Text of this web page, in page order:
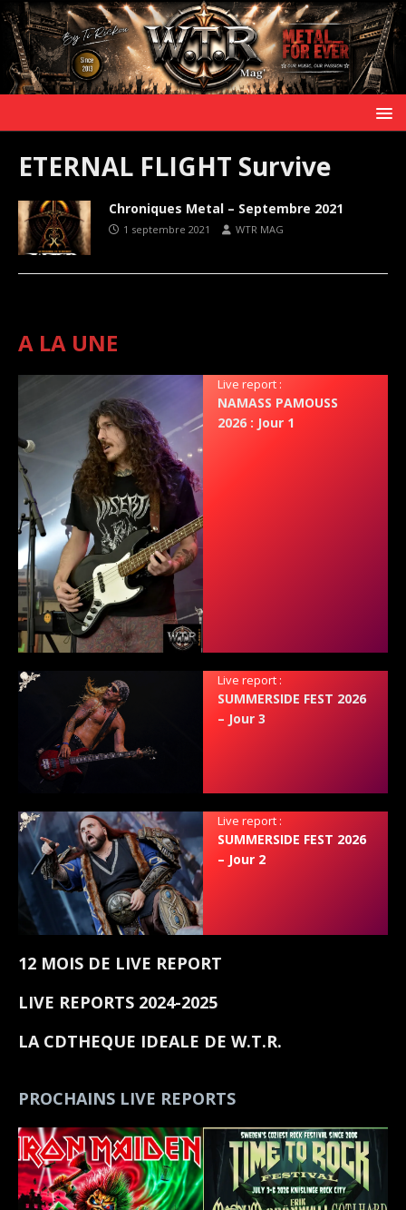
ETERNAL FLIGHT Survive
Chroniques Metal – Septembre 2021
1 septembre 2021 WTR MAG
A LA UNE
Live report :
NAMASS PAMOUSS
2026 : Jour 1
Live report :
SUMMERSIDE FEST 2026
– Jour 3
Live report :
SUMMERSIDE FEST 2026
– Jour 2
12 MOIS DE LIVE REPORT
LIVE REPORTS 2024-2025
LA CDTHEQUE IDEALE DE W.T.R.
PROCHAINS LIVE REPORTS